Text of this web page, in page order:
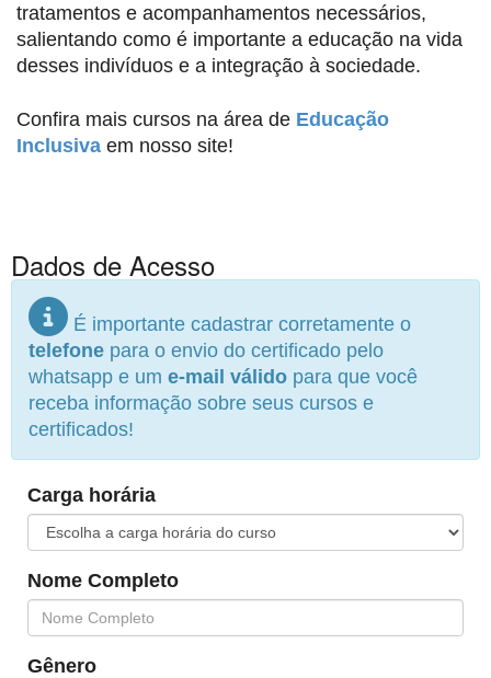
tratamentos e acompanhamentos necessários,
salientando como é importante a educação na vida
desses indivíduos e a integração à sociedade.
Confira mais cursos na área de Educação
Inclusiva em nosso site!
Dados de Acesso
É importante cadastrar corretamente o
telefone para o envio do certificado pelo
whatsapp e um e-mail válido para que você
receba informação sobre seus cursos e
certificados!
Carga horária
Nome Completo
Gênero